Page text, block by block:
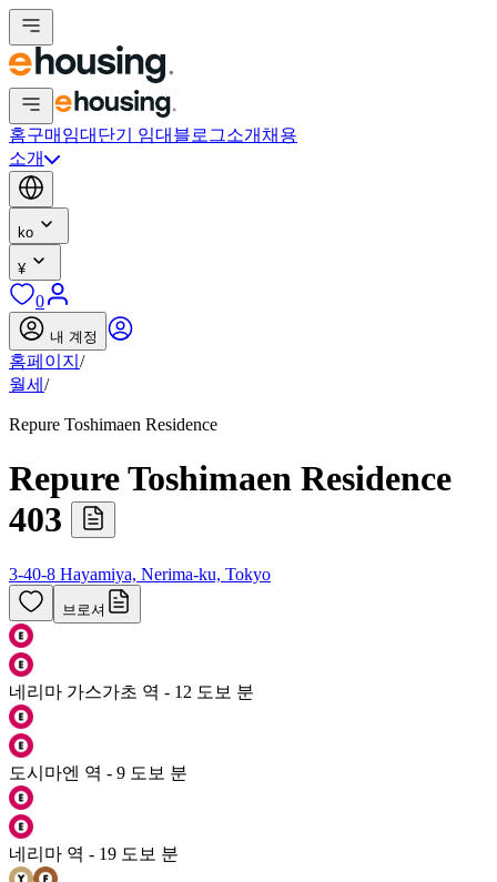
홈구매 임대 단기 임대 블로그소개 채용
소개
ko
¥
0
내 계정
홈페이지 /
월세 /
Repure Toshimaen Residence
Repure Toshimaen Residence
403
3-40-8 Hayamiya, Nerima-ku, Tokyo
브로셔
네리마 가스가초 역 - 12 도보 분
도시마엔 역 - 9 도보 분
네리마 역 - 19 도보 분